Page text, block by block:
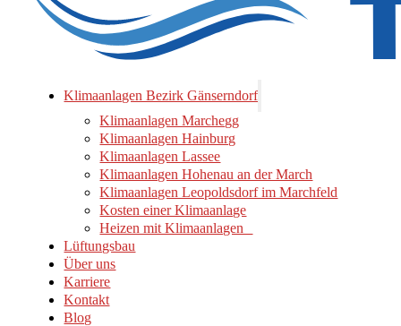
Klimaanlagen Bezirk Gänserndorf
Klimaanlagen Marchegg
Klimaanlagen Hainburg
Klimaanlagen Lassee
Klimaanlagen Hohenau an der March
Klimaanlagen Leopoldsdorf im Marchfeld
Kosten einer Klimaanlage
Heizen mit Klimaanlagen
Lüftungsbau
Über uns
Karriere
Kontakt
Blog